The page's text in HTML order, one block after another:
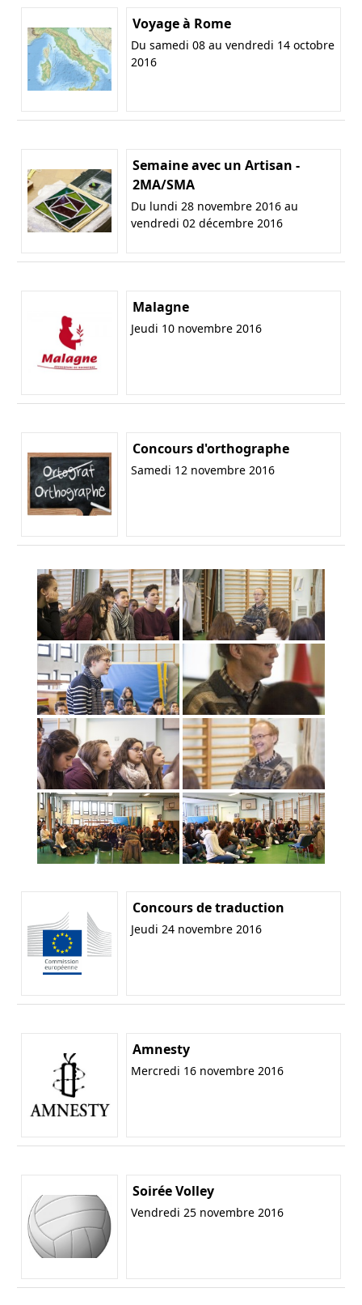
Voyage à Rome
Du samedi 08 au vendredi 14 octobre
2016
Semaine avec un Artisan -
2MA/SMA
Du lundi 28 novembre 2016 au
vendredi 02 décembre 2016
Malagne
Jeudi 10 novembre 2016
Concours d'orthographe
Samedi 12 novembre 2016
Concours de traduction
Jeudi 24 novembre 2016
Amnesty
Mercredi 16 novembre 2016
Soirée Volley
Vendredi 25 novembre 2016